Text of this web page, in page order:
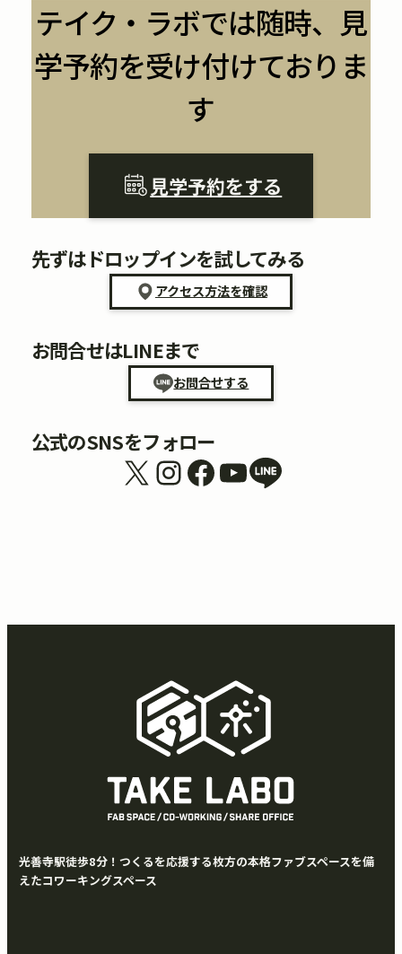
光善寺駅徒歩8分！つくるを応援する枚方の本格ファブスペースを備
えたコワーキングスペース
テイク・ラボでは随時、見
学予約を受け付けておりま
す
見学予約をする
先ずはドロップインを試してみる
アクセス方法を確認
お問合せはLINEまで
お問合せする
公式のSNSをフォロー
X InstagramFacebook YouTube リンク